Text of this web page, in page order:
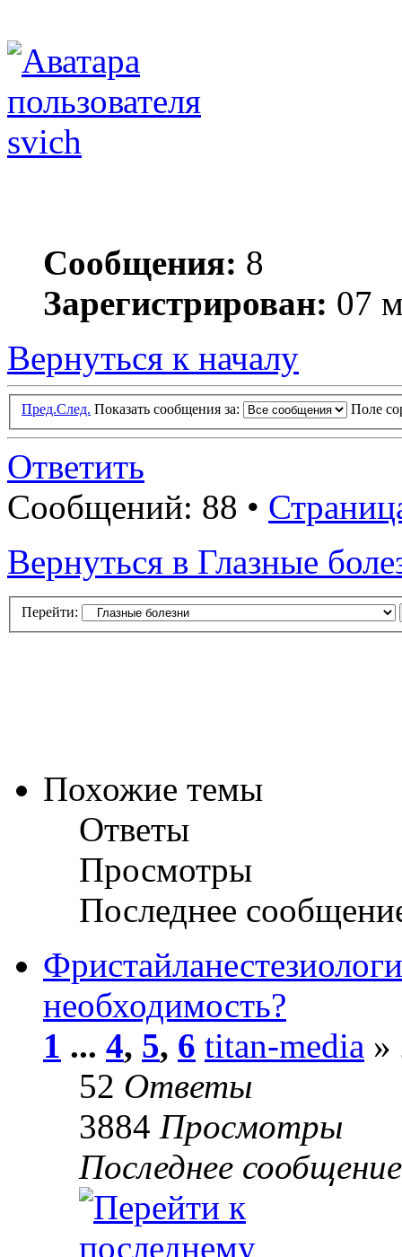
svich
Сообщения: 8
Зарегистрирован: 07
Вернуться к началу
Пред.След. Показать сообщения за: Поле
Ответить
Сообщений: 88 •
Вернуться в Глазные
Перейти:
Похожие темы
Ответы
Просмотры
Последнее
необходимость?
1 ... 4, 5, 6 titan-media »
52 Ответы
3884 Просмотры
Последнее